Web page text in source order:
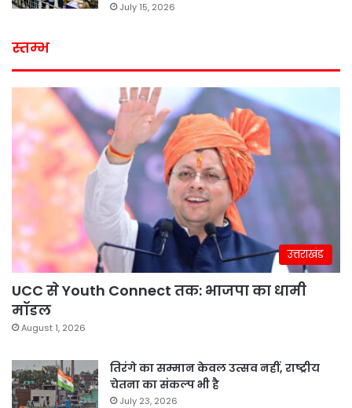
July 15, 2026
स्तम्भ
उत्तराखंड
UCC से Youth Connect तक: भाजपा का धामी
मॉडल
August 1, 2026
तिरंगे का सम्मान केवल उत्सव नहीं, राष्ट्रीय
चेतना का संकल्प भी है
July 23, 2026